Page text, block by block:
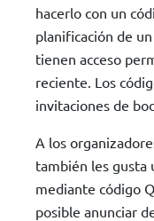
hacerlo con un
planificación de
tienen acceso
reciente. Los
invitaciones de
A los
también les gusta
mediante código
posible anunciar